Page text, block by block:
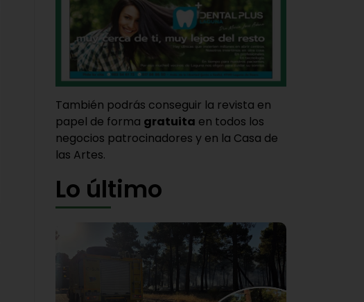
También podrás conseguir la revista en
papel de forma gratuita en todos los
negocios patrocinadores y en la Casa de
las Artes.
Lo último